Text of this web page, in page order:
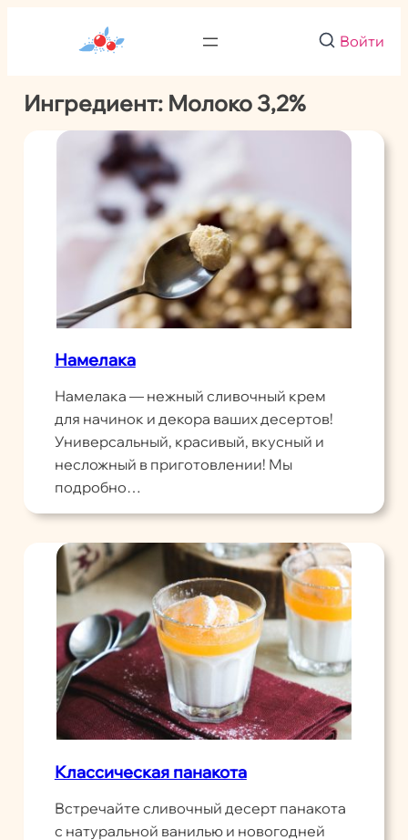
Войти
Ингредиент: Молоко 3,2%
Намелака
Намелака — нежный сливочный крем
для начинок и декора ваших десертов!
Универсальный, красивый, вкусный и
несложный в приготовлении! Мы
подробно…
Классическая панакота
Встречайте сливочный десерт панакота
с натуральной ванилью и новогодней